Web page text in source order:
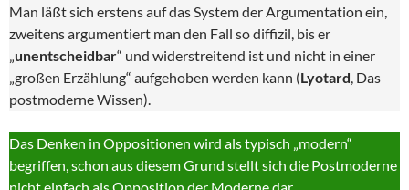
Man läßt sich erstens auf das System der Argumentation ein,
zweitens argumentiert man den Fall so diffizil, bis er
„unentscheidbar“ und widerstreitend ist und nicht in einer
„großen Erzählung“ aufgehoben werden kann (Lyotard, Das
postmoderne Wissen).
Das Denken in Oppositionen wird als typisch „modern“
begriffen, schon aus diesem Grund stellt sich die Postmoderne